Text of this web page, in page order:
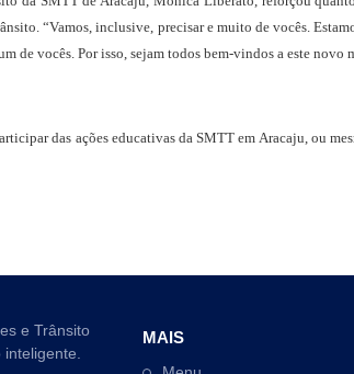
“Vamos, inclusive, precisar e muito de vocês.
de vocês. Por isso, sejam todos bem-vindos a este novo
das ações educativas da SMTT em Aracaju, ou
e Trânsito
MAIS